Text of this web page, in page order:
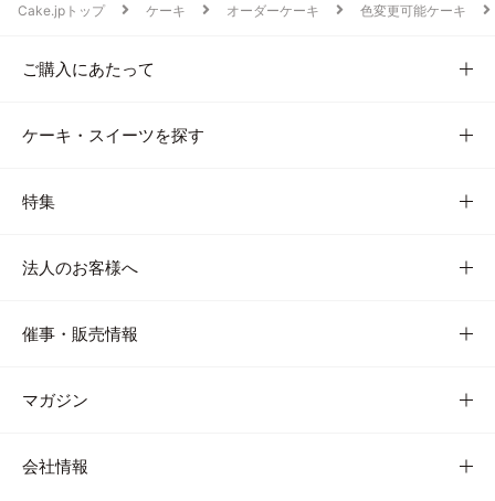
Cake.jpトップ ケーキ オーダーケーキ 色変更可能ケーキ
ご購入にあたって
ケーキ・スイーツを探す
特集
法人のお客様へ
催事・販売情報
マガジン
会社情報